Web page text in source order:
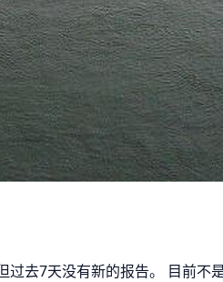
去7天没有新的报告。 目前